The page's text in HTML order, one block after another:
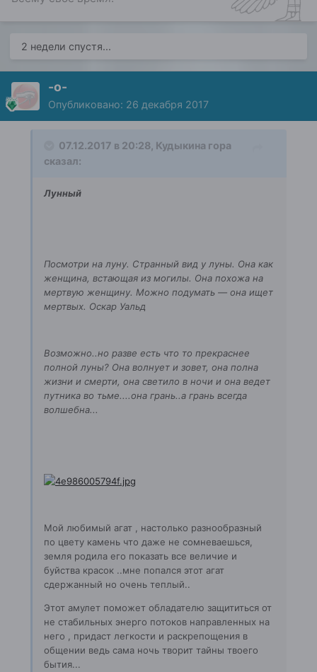
2 недели спустя...
-о-
Опубликовано: 26 декабря 2017
07.12.2017 в 20:28, Кудыкина гора
сказал:
Лунный
Посмотри на луну. Странный вид у луны. Она как
женщина, встающая из могилы. Она похожа на
мертвую женщину. Можно подумать — она ищет
мертвых. Оскар Уальд
Возможно..но разве есть что то прекраснее
полной луны? Она волнует и зовет, она полна
жизни и смерти, она светило в ночи и она ведет
путника во тьме....она грань..а грань всегда
волшебна...
Мой любимый агат , настолько разнообразный
по цвету камень что даже не сомневаешься,
земля родила его показать все величие и
буйства красок ..мне попался этот агат
сдержанный но очень теплый..
Этот амулет поможет обладателю защититься от
не стабильных энерго потоков направленных на
него , придаст легкости и раскрепощения в
общении ведь сама ночь творит тайны твоего
бытия...